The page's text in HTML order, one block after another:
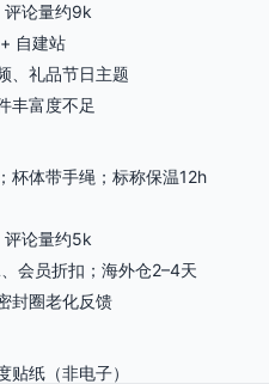
论量约9k
自建站
、礼品节日主题
丰富度不足
杯体带手绳；标称保温12h
论量约5k
会员折扣；海外仓2–4天
封圈老化反馈
贴纸（非电子）